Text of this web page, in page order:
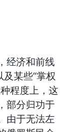
经济和前线
某些“掌权
程度上，这
部分归功于
由于无法左